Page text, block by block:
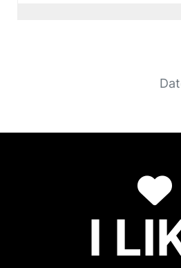
I